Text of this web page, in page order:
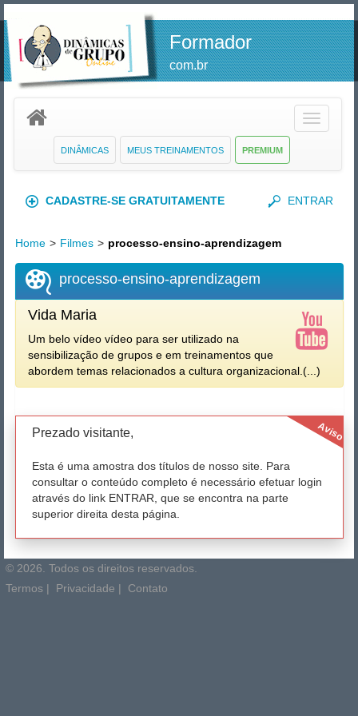
Formador
com.br
Toggle
PREMIUM
MEUS TREINAMENTOS
DINÂMICAS
CADASTRE-SE GRATUITAMENTE ENTRAR
Home > Filmes > processo-ensino-aprendizagem
processo-ensino-aprendizagem
Vida Maria
Um belo vídeo vídeo para ser utilizado na
sensibilização de grupos e em treinamentos que
abordem temas relacionados a cultura organizacional.(...)
Aviso
Prezado visitante,
Esta é uma amostra dos títulos de nosso site. Para
consultar o conteúdo completo é necessário efetuar login
através do link ENTRAR, que se encontra na parte
superior direita desta página.
© 2026. Todos os direitos reservados.
Termos | Privacidade | Contato